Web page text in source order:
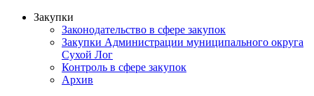
Закупки
Законодательство в сфере закупок
Закупки Администрации муниципального округа
Сухой Лог
Контроль в сфере закупок
Архив